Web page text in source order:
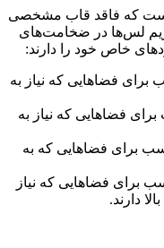
که فاقد قاب مشخصی
لس‌ها در ضخامت‌های
خاص خود را دارند:
برای فضاهایی که نیاز به
فضاهایی که نیاز به
برای فضاهایی که به
برای فضاهایی که نیاز
دارند.